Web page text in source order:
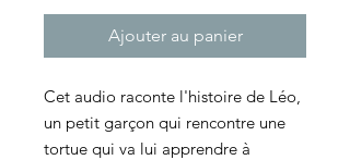
Ajouter au panier
Cet audio raconte l'histoire de Léo,
un petit garçon qui rencontre une
tortue qui va lui apprendre à